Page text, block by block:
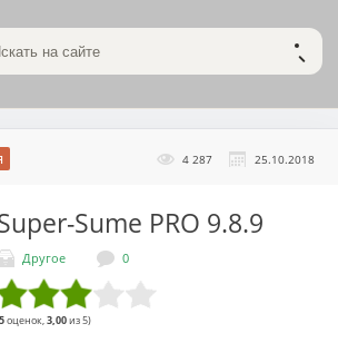
по сайту
4 287 25.10.2018
Sume PRO 9.8.9
Другое 0
5оценок, 3,00из 5)